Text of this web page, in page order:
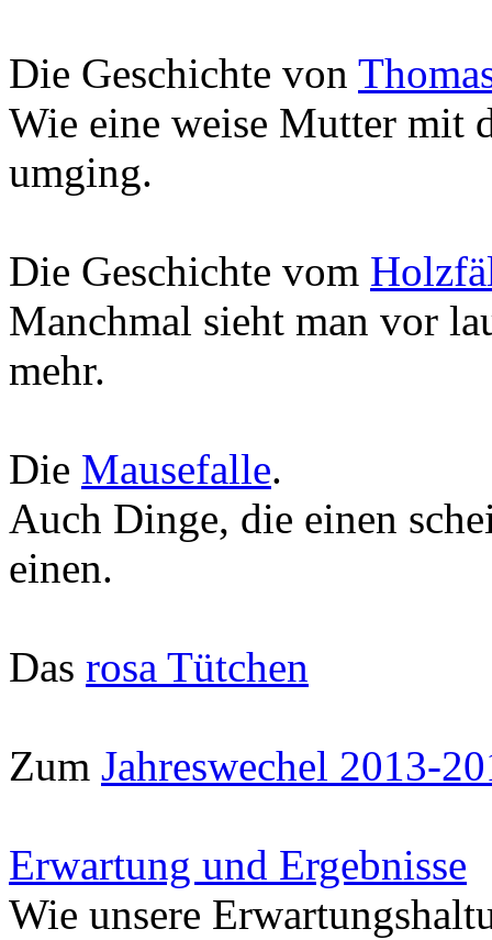
Die Geschichte von
Wie eine weise Mutter mit
umging.
Die Geschichte vom
Manchmal sieht man vor
mehr.
Die Mausefalle.
Auch Dinge, die einen
einen.
Das rosa Tütchen
Zum Jahreswechel 2013-
Erwartung und Ergebnisse
Wie unsere